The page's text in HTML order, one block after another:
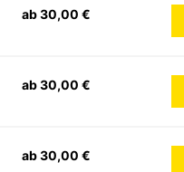
ab 30,00 €
ab 30,00 €
ab 30,00 €